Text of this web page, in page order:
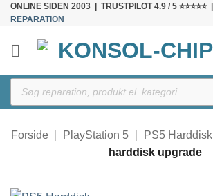
Fortsæt
indhold
ONLINE SIDEN 2003 | TRUSTPILOT 4.9 / 5 ⭐⭐⭐⭐⭐ |
REPARATION
Products
search
Forside PlayStation 5 PS5 Harddisk
harddisk upgrade